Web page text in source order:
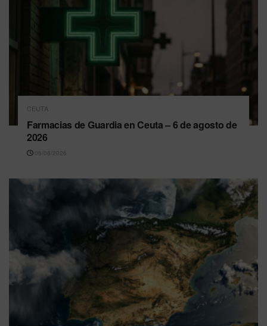
CEUTA
Farmacias de Guardia en Ceuta – 6 de agosto de
2026
06/08/2026